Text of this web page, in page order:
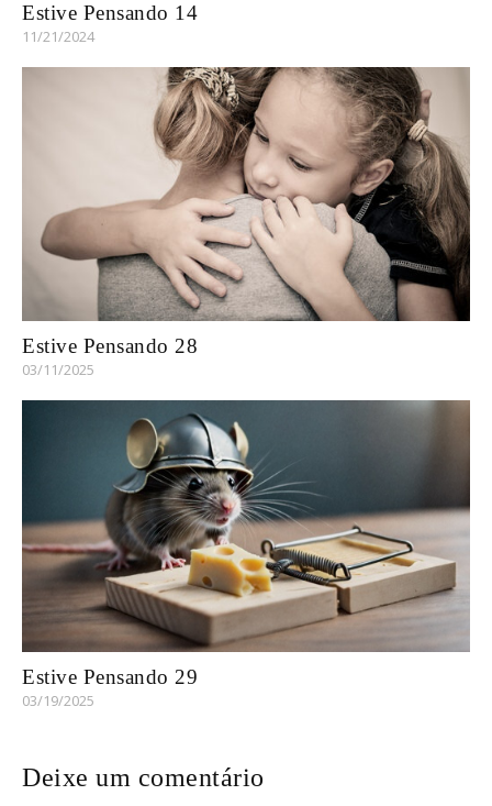
Estive Pensando 14
11/21/2024
Estive Pensando 28
03/11/2025
Estive Pensando 29
03/19/2025
Deixe um comentário